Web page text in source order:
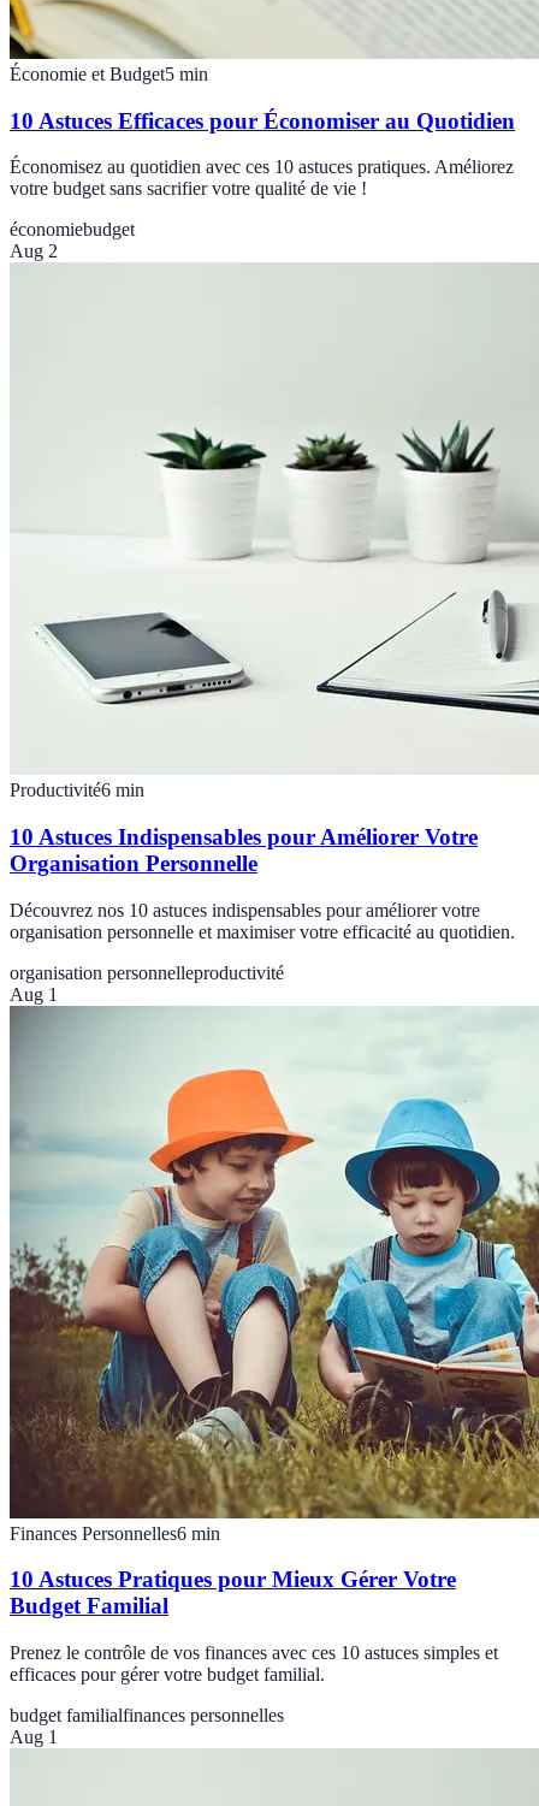
Économie et Budget5 min
10 Astuces Efficaces pour Économiser au Quotidien
Économisez au quotidien avec ces 10 astuces pratiques. Améliorez
votre budget sans sacrifier votre qualité de vie !
économiebudget
Aug 2
Productivité6 min
10 Astuces Indispensables pour Améliorer Votre
Organisation Personnelle
Découvrez nos 10 astuces indispensables pour améliorer votre
organisation personnelle et maximiser votre efficacité au quotidien.
organisation personnelleproductivité
Aug 1
Finances Personnelles6 min
10 Astuces Pratiques pour Mieux Gérer Votre
Budget Familial
Prenez le contrôle de vos finances avec ces 10 astuces simples et
efficaces pour gérer votre budget familial.
budget familialfinances personnelles
Aug 1